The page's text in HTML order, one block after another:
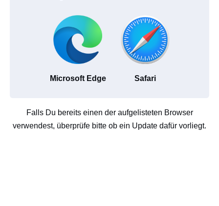
Microsoft Edge Safari
Falls Du bereits einen der aufgelisteten Browser
verwendest, überprüfe bitte ob ein Update dafür vorliegt.